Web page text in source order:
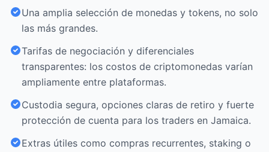
Una amplia selección de monedas y tokens, no solo
las más grandes.
Tarifas de negociación y diferenciales
transparentes: los costos de criptomonedas varían
ampliamente entre plataformas.
Custodia segura, opciones claras de retiro y fuerte
protección de cuenta para los traders en Jamaica.
Extras útiles como compras recurrentes, staking o